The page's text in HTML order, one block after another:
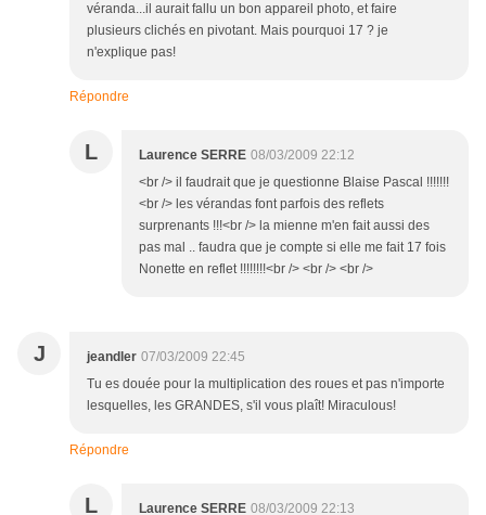
véranda...il aurait fallu un bon appareil photo, et faire
plusieurs clichés en pivotant. Mais pourquoi 17 ? je
n'explique pas!
Répondre
L Laurence SERRE 08/03/2009 22:12
<br /> il faudrait que je questionne Blaise Pascal !!!!!!!
<br /> les vérandas font parfois des reflets
surprenants !!!<br /> la mienne m'en fait aussi des
pas mal .. faudra que je compte si elle me fait 17 fois
Nonette en reflet !!!!!!!!<br /> <br /> <br />
J jeandler 07/03/2009 22:45
Tu es douée pour la multiplication des roues et pas n'importe
lesquelles, les GRANDES, s'il vous plaît! Miraculous!
Répondre
L Laurence SERRE 08/03/2009 22:13